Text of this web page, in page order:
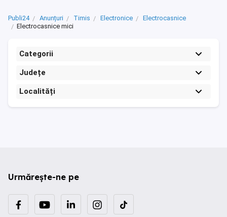
Publi24 Anunțuri Timis Electronice
Electrocasnice
Electrocasnice mici
Categorii
Județe
Localități
Urmărește-ne pe